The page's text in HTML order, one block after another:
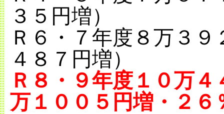
３５円増）
Ｒ６・７年度８万３
４８７円増）
Ｒ８・９年度１０万
万１００５円増・２６